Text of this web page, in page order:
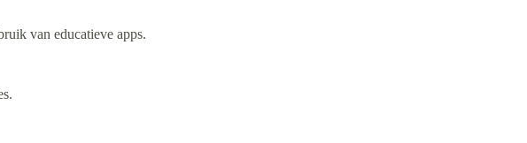
van educatieve apps.